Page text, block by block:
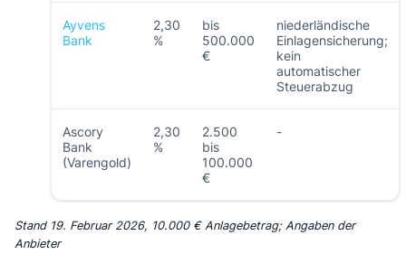
Ayvens
Bank
2,30
%
bis
500.000
€
niederländische
Einlagensicherung;
kein
automatischer
Steuerabzug
Ascory
Bank
(Varengold)
2,30
%
2.500
bis
100.000
€
-
Stand 19. Februar 2026, 10.000 € Anlagebetrag; Angaben der
Anbieter